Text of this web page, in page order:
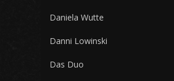
Daniela Wutte
Danni Lowinski
Das Duo